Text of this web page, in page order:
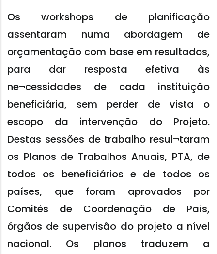
Os workshops de planificação
assentaram numa abordagem de
orçamentação com base em resultados,
para dar resposta efetiva às
ne¬cessidades de cada instituição
beneficiária, sem perder de vista o
escopo da intervenção do Projeto.
Destas sessões de trabalho resul¬taram
os Planos de Trabalhos Anuais, PTA, de
todos os beneficiários e de todos os
países, que foram aprovados por
Comités de Coordenação de País,
órgãos de supervisão do projeto a nível
nacional. Os planos traduzem a